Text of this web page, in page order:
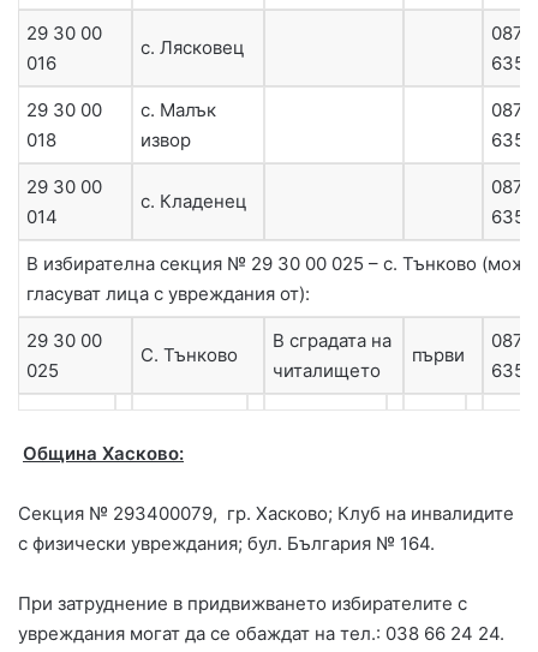
29 30 00
016
с. Лясковец
0879
29 30 00
018
с. Малък
извор
0879
29 30 00
014
с. Кладенец
0879
В избирателна секция № 29 30 00 025 – с. Тънково
гласуват лица с увреждания от):
29 30 00
025
С. Тънково
В сградата на
читалището
първи
0879
Община Хасково:
Секция № 293400079, гр. Хасково; Клуб на инвалидите
с физически увреждания; бул. България № 164.
При затруднение в придвижването избирателите с
увреждания могат да се обаждат на тел.: 038 66 24 24.